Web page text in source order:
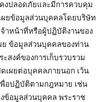
งปลอดภัยและมีการควบคุม
ผยข้อมูลส่วนบุคคลโดยบริษัท
าหน้าที่หรือผู้ปฏิบัติงานของ
ย ข้อมูลส่วนบุคคลของท่าน
สงค์ของการเก็บรวบรวม
เผยต่อบุคคลภายนอก เว้น
พื่อปฏิบัติตามกฎหมาย เช่น
อมูลส่วนบุคคล พระราช